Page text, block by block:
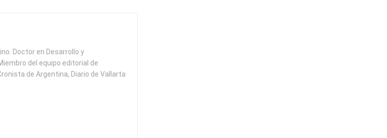
Doctor en Desarrollo y
del equipo editorial de
de Argentina, Diario de Vallarta